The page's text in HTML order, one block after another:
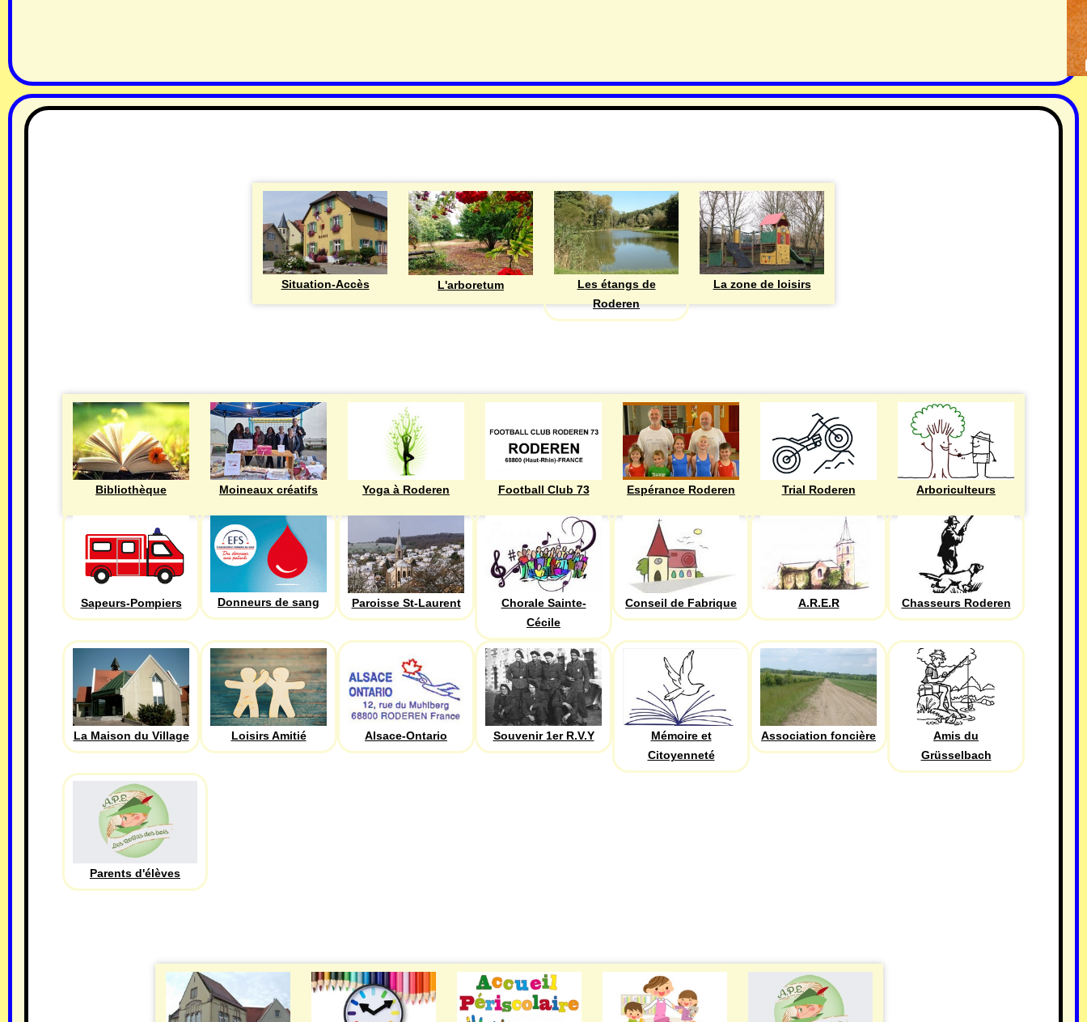
Situation-Accès L'arboretum
Les étangs de
Roderen
La zone de loisirs
Bibliothèque Moineaux créatifs Yoga à Roderen Football Club 73 Espérance Roderen Trial Roderen Arboriculteurs
Sapeurs-Pompiers Donneurs de sang Paroisse St-Laurent
Chorale Sainte-
Cécile
Conseil de Fabrique A.R.E.R Chasseurs Roderen
La Maison du Village Loisirs Amitié Alsace-Ontario Souvenir 1er R.V.Y
Mémoire et
Citoyenneté
Association foncière
Amis du
Grüsselbach
Parents d'élèves